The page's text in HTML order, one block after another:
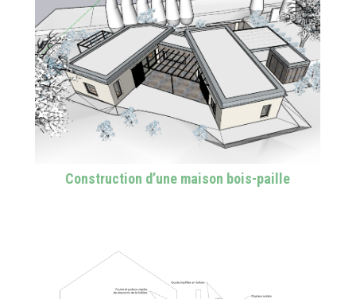
Construction d’une maison bois-paille